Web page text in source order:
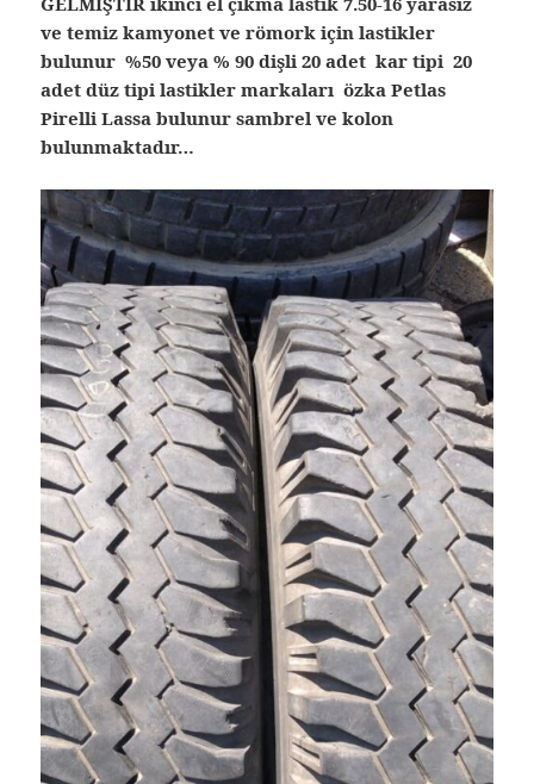
ve temiz kamyonet ve römork için lastikler
bulunur %50 veya % 90 dişli 20 adet kar tipi 20
adet düz tipi lastikler markaları özka Petlas
Pirelli Lassa bulunur sambrel ve kolon
bulunmaktadır…